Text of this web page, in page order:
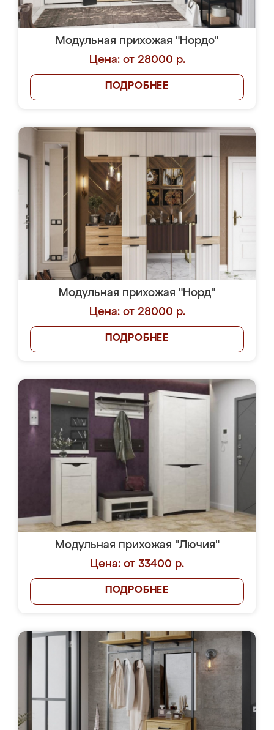
Модульная прихожая "Нордо"
Цена: от 28000 р.
ПОДРОБНЕЕ
Модульная прихожая "Норд"
Цена: от 28000 р.
ПОДРОБНЕЕ
Модульная прихожая "Лючия"
Цена: от 33400 р.
ПОДРОБНЕЕ